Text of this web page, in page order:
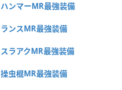
ハンマーMR最強装備
ランスMR最強装備
スラアクMR最強装備
操虫棍MR最強装備